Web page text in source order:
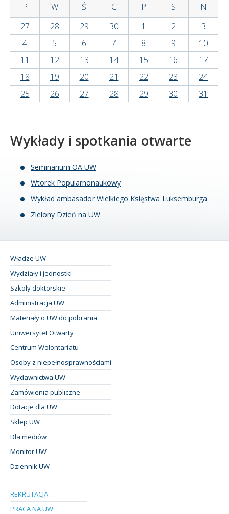
Kandydat
Absolwent
P W Ś C P S
N
27
28 29 30 1 2
3
4
5 6 7 8 9
10
11
12 13 14 15 16
17
18
19 20 21 22 23
24
25
26 27 28 29 30 31
Wykłady i spotkania otwarte
Seminarium OA UW
Wtorek Popularnonaukowy
Wykład ambasador Wielkiego Księstwa Luksemburga
Zielony Dzień na UW
Władze UW
Wydziały i jednostki
Szkoły doktorskie
Administracja UW
Materiały o UW do pobrania
Uniwersytet Otwarty
Centrum Wolontariatu
Osoby z niepełnosprawnościami
Wydawnictwa UW
Zamówienia publiczne
Dotacje dla UW
Sklep UW
Dla mediów
Monitor UW
Dziennik UW
REKRUTACJA
PRACA NA UW